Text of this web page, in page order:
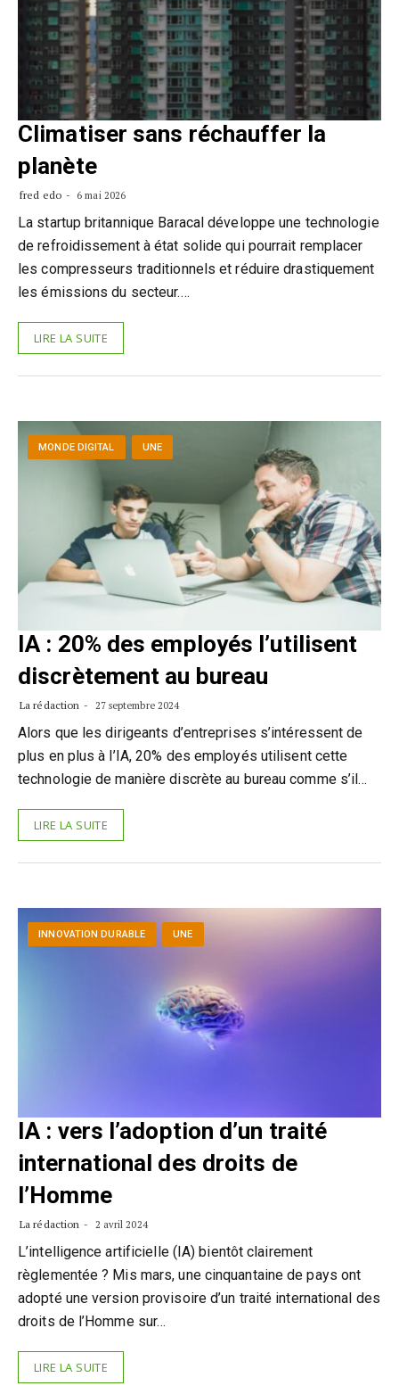
Climatiser sans réchauffer la
planète
fred edo 6 mai 2026
La startup britannique Baracal développe une technologie
de refroidissement à état solide qui pourrait remplacer
les compresseurs traditionnels et réduire drastiquement
les émissions du secteur.…
LIRE LA SUITE
MONDE DIGITAL UNE
IA : 20% des employés l’utilisent
discrètement au bureau
La rédaction 27 septembre 2024
Alors que les dirigeants d’entreprises s’intéressent de
plus en plus à l’IA, 20% des employés utilisent cette
technologie de manière discrète au bureau comme s’il…
LIRE LA SUITE
INNOVATION DURABLE UNE
IA : vers l’adoption d’un traité
international des droits de
l’Homme
La rédaction 2 avril 2024
L’intelligence artificielle (IA) bientôt clairement
règlementée ? Mis mars, une cinquantaine de pays ont
adopté une version provisoire d’un traité international des
droits de l’Homme sur…
LIRE LA SUITE